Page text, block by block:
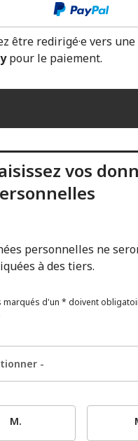
être redirigé·e vers
pour le paiement.
vos
personnelles ne
à des tiers.
marqués d'un * doivent
M.